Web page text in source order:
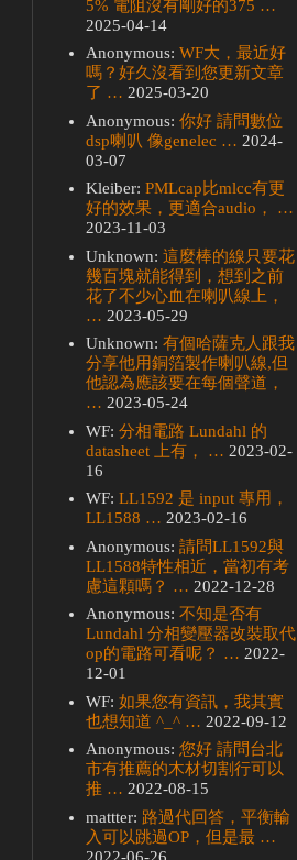
5% 電阻沒有剛好的375 …
2025-04-14
Anonymous: WF大，最近好
嗎？好久沒看到您更新文章
了 … 2025-03-20
Anonymous: 你好 請問數位
dsp喇叭 像genelec … 2024-
03-07
Kleiber: PMLcap比mlcc有更
好的效果，更適合audio， …
2023-11-03
Unknown: 這麼棒的線只要花
幾百塊就能得到，想到之前
花了不少心血在喇叭線上，
… 2023-05-29
Unknown: 有個哈薩克人跟我
分享他用銅箔製作喇叭線,但
他認為應該要在每個聲道，
… 2023-05-24
WF: 分相電路 Lundahl 的
datasheet 上有， … 2023-02-
16
WF: LL1592 是 input 專用，
LL1588 … 2023-02-16
Anonymous: 請問LL1592與
LL1588特性相近，當初有考
慮這顆嗎？ … 2022-12-28
Anonymous: 不知是否有
Lundahl 分相變壓器改裝取代
op的電路可看呢？ … 2022-
12-01
WF: 如果您有資訊，我其實
也想知道 ^_^ … 2022-09-12
Anonymous: 您好 請問台北
市有推薦的木材切割行可以
推 … 2022-08-15
mattter: 路過代回答，平衡輸
入可以跳過OP，但是最 …
2022-06-26